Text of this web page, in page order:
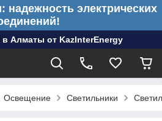
электрических
Алматы от KazInterEnergy
Освещение Светильники